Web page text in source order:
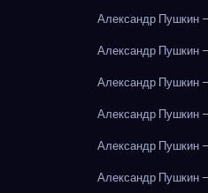
Александр Пушкин
Александр Пушкин
Александр Пушкин
Александр Пушкин
Александр Пушкин
Александр Пушкин